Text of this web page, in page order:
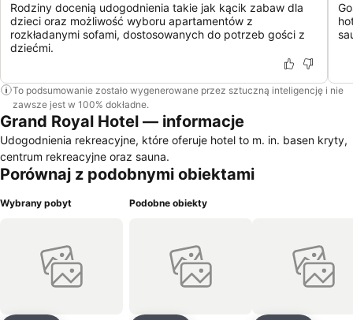
Rodziny docenią udogodnienia takie jak kącik zabaw dla
dzieci oraz możliwość wyboru apartamentów z
rozkładanymi sofami, dostosowanych do potrzeb gości z
dziećmi.
To podsumowanie zostało wygenerowane przez sztuczną inteligencję i nie
zawsze jest w 100% dokładne.
Grand Royal Hotel — informacje
Udogodnienia rekreacyjne, które oferuje hotel to m. in. basen kryty,
centrum rekreacyjne oraz sauna.
Porównaj z podobnymi obiektami
Wybrany pobyt Podobne obiekty